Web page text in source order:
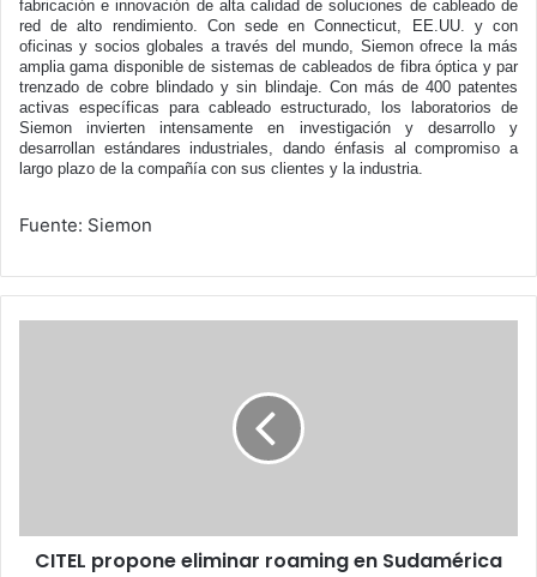
fabricación e innovación de alta calidad de soluciones de cableado de
red de alto rendimiento. Con sede en Connecticut, EE.UU. y con
oficinas y socios globales a través del mundo, Siemon ofrece la más
amplia gama disponible de sistemas de cableados de fibra óptica y par
trenzado de cobre blindado y sin blindaje. Con más de 400 patentes
activas específicas para cableado estructurado, los laboratorios de
Siemon invierten intensamente en investigación y desarrollo y
desarrollan estándares industriales, dando énfasis al compromiso a
largo plazo de la compañía con sus clientes y la industria.
Fuente: Siemon
CITEL propone eliminar roaming en Sudamérica